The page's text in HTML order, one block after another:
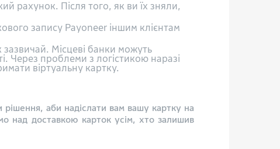
рахунок. Після того, як ви їх зняли,
запису Payoneer іншим клієнтам
Місцеві банки можуть
Через проблеми з логістикою наразі
віртуальну картку.
аби надіслати вам вашу картку на
над доставкою карток усім, хто залишив